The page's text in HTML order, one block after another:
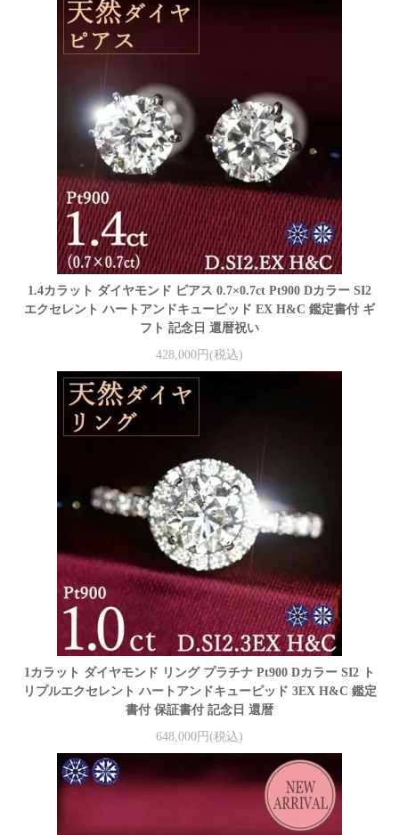
1.4カラット ダイヤモンド ピアス 0.7×0.7ct Pt900 Dカラー SI2
エクセレント ハートアンドキューピッド EX H&C 鑑定書付 ギ
フト 記念日 還暦祝い
428,000円(税込)
1カラット ダイヤモンド リング プラチナ Pt900 Dカラー SI2 ト
リプルエクセレント ハートアンドキューピッド 3EX H&C 鑑定
書付 保証書付 記念日 還暦
648,000円(税込)